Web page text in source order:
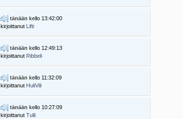
tänään kello 13:42:00
kirjoittanut Lifti
tänään kello 12:49:13
kirjoittanut Ribbeli
tänään kello 11:32:09
kirjoittanut HuliVili
tänään kello 10:27:09
kirjoittanutTulli